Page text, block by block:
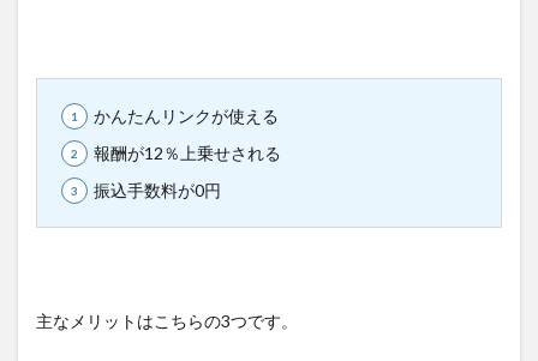
かんたんリンクが使える
報酬が12％上乗せされる
振込手数料が0円
主なメリットはこちらの3つです。